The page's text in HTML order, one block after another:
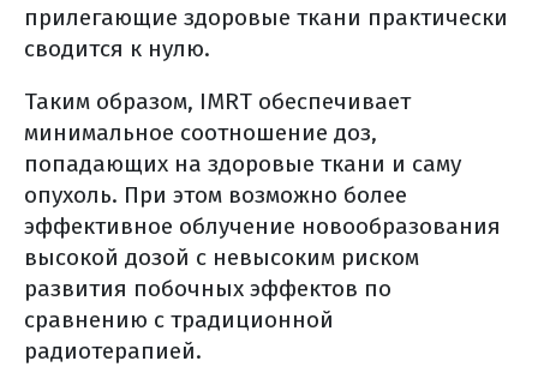
химиотерапевту
основные побочные эффекты
комбинированного лечения
лечение побочных явлений (общая
информация)
реабилитация
уход и реабилитация (общая
информация)
диспансерное наблюдение
диспансерное наблюдение (общая
прилегающие здоровые ткани практически
сводится к нулю.
Таким образом, IMRT обеспечивает
минимальное соотношение доз,
попадающих на здоровые ткани и саму
опухоль. При этом возможно более
эффективное облучение новообразования
высокой дозой с невысоким риском
развития побочных эффектов по
сравнению с традиционной
радиотерапией.